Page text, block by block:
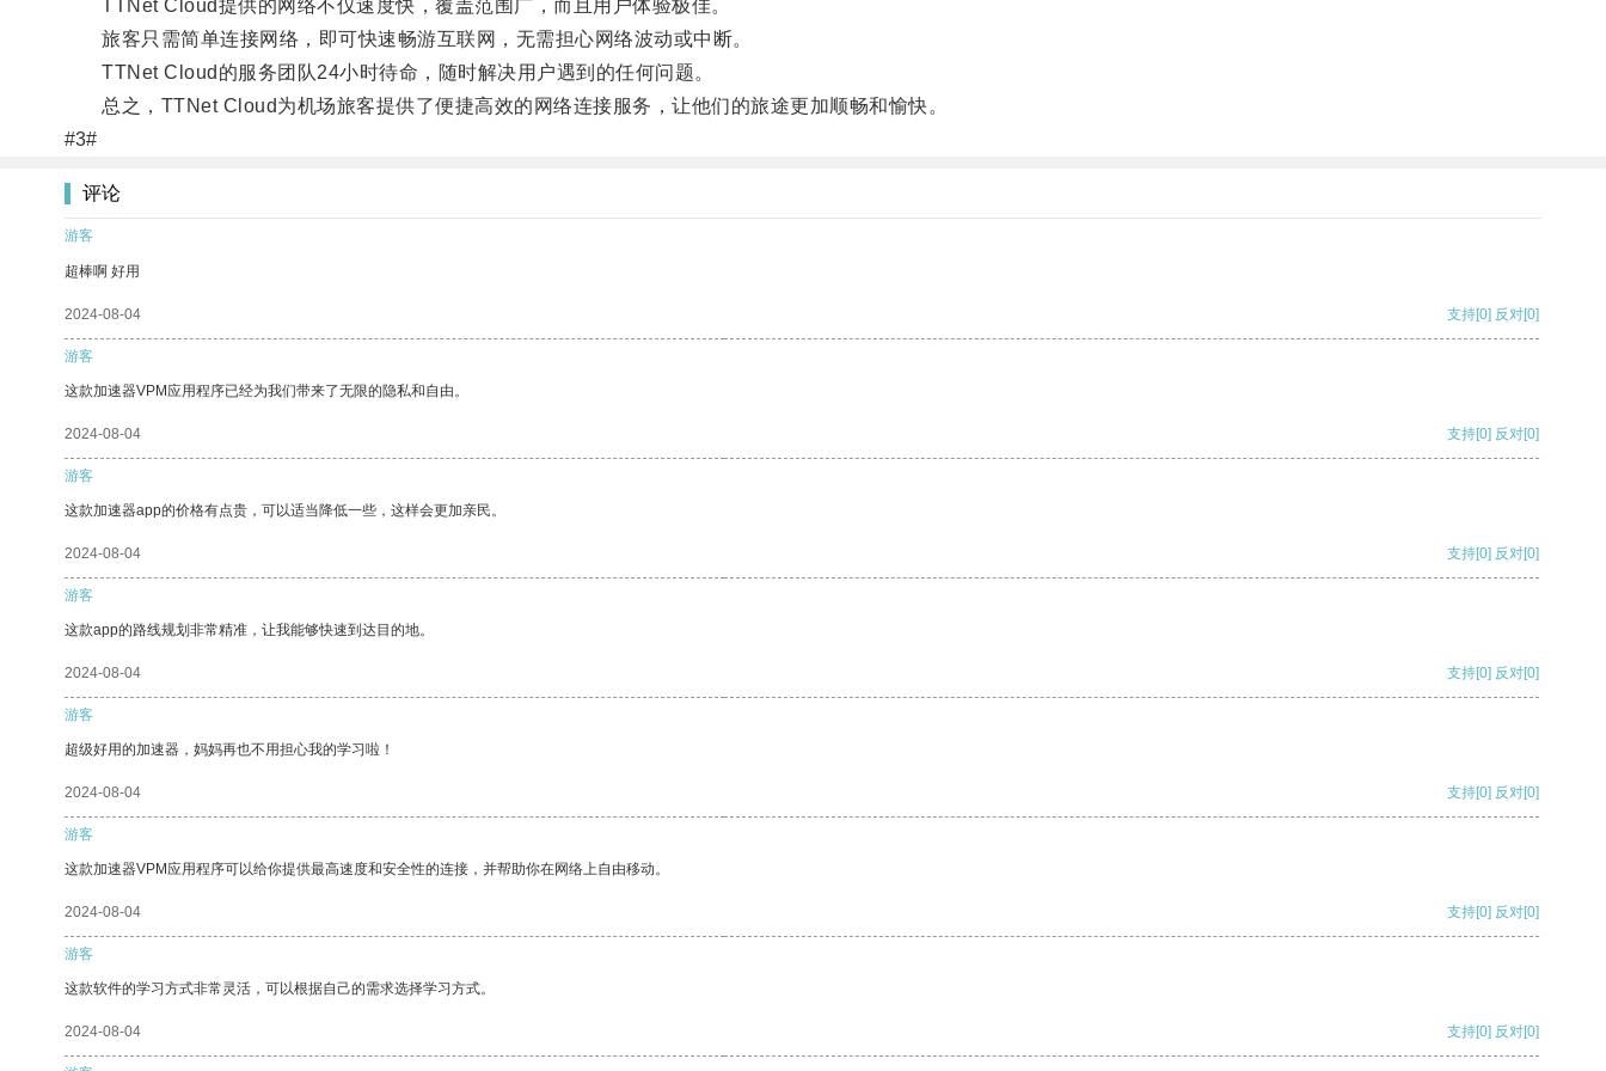
TTNet Cloud提供的网络不仅速度快，覆盖范围广，而且用户体验极佳。
旅客只需简单连接网络，即可快速畅游互联网，无需担心网络波动或中断。
TTNet Cloud的服务团队24小时待命，随时解决用户遇到的任何问题。
总之，TTNet Cloud为机场旅客提供了便捷高效的网络连接服务，让他们的旅途更加顺畅和愉快。
#3#
评论
游客
超棒啊 好用
2024-08-04 支持[0] 反对[0]
游客
这款加速器VPM应用程序已经为我们带来了无限的隐私和自由。
2024-08-04 支持[0] 反对[0]
游客
这款加速器app的价格有点贵，可以适当降低一些，这样会更加亲民。
2024-08-04 支持[0] 反对[0]
游客
这款app的路线规划非常精准，让我能够快速到达目的地。
2024-08-04 支持[0] 反对[0]
游客
超级好用的加速器，妈妈再也不用担心我的学习啦！
2024-08-04 支持[0] 反对[0]
游客
这款加速器VPM应用程序可以给你提供最高速度和安全性的连接，并帮助你在网络上自由移动。
2024-08-04 支持[0] 反对[0]
游客
这款软件的学习方式非常灵活，可以根据自己的需求选择学习方式。
2024-08-04 支持[0] 反对[0]